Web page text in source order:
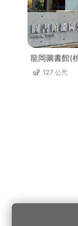
龍岡圖書館(
127 公尺